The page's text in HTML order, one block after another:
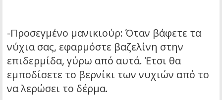
-Προσεγμένο μανικιούρ: Όταν βάφετε τα
νύχια σας, εφαρμόστε βαζελίνη στην
επιδερμίδα, γύρω από αυτά. Έτσι θα
εμποδίσετε το βερνίκι των νυχιών από το
να λερώσει το δέρμα.